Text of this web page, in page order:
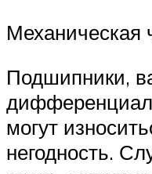
Механическая
Подшипники,
могут
негодность.